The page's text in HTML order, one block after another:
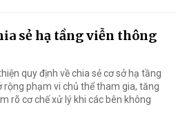
sẻ hạ tầng viễn thông
quy định về chia sẻ cơ sở hạ tầng
phạm vi chủ thể tham gia, tăng
rõ cơ chế xử lý khi các bên không